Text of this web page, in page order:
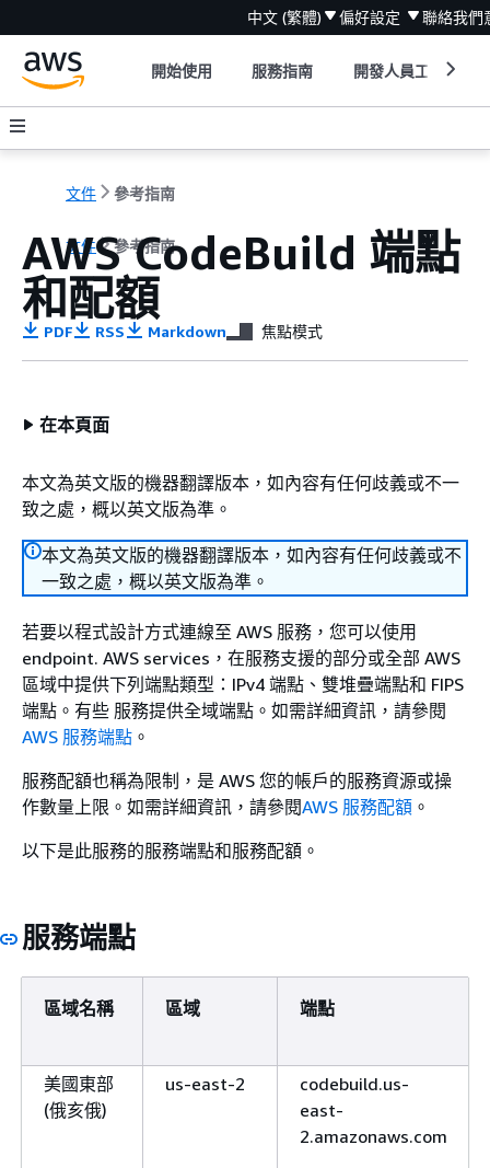
中文 (繁體) 偏好設定 聯絡我們
開始使用 服務指南 開發人員工具
文件 參考指南
文件 參考指南
AWS CodeBuild 端點
和配額
PDF RSS Markdown 焦點模式
在本頁面
本文為英文版的機器翻譯版本，如內容有任何歧義或不一
致之處，概以英文版為準。
本文為英文版的機器翻譯版本，如內容有任何歧義或不
一致之處，概以英文版為準。
若要以程式設計方式連線至 AWS 服務，您可以使用
endpoint. AWS services，在服務支援的部分或全部 AWS
區域中提供下列端點類型：IPv4 端點、雙堆疊端點和 FIPS
端點。有些 服務提供全域端點。如需詳細資訊，請參閱
AWS 服務端點 。
服務配額也稱為限制，是 AWS 您的帳戶的服務資源或操
作數量上限。如需詳細資訊，請參閱AWS 服務配額 。
以下是此服務的服務端點和服務配額。
服務端點
區域名稱 區域 端點
美國東部
(俄亥俄)
us-east-2
codebuild.us-
east-
2.amazonaws.com